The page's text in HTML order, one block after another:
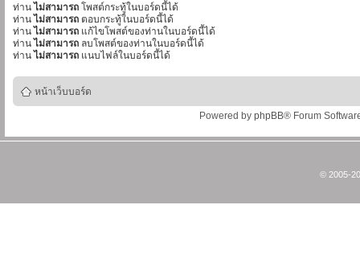
ท่าน ไม่สามารถ โพสต์กระทู้ในบอร์ดนี้ได้
ท่าน ไม่สามารถ ตอบกระทู้ในบอร์ดนี้ได้
ท่าน ไม่สามารถ แก้ไขโพสต์ของท่านในบอร์ดนี้ได้
ท่าน ไม่สามารถ ลบโพสต์ของท่านในบอร์ดนี้ได้
ท่าน ไม่สามารถ แนบไฟล์ในบอร์ดนี้ได้
หน้าเว็บบอร์ด
Powered by phpBB® Forum
© 2005-